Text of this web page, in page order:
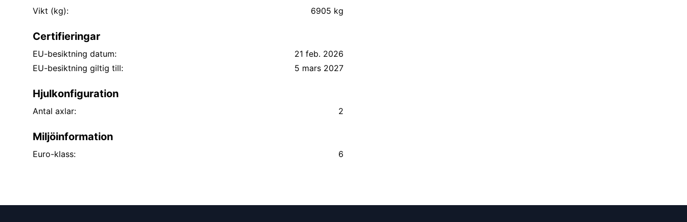
Vikt (kg): 6905 kg
Certifieringar
EU-besiktning datum:
21 feb. 2026
EU-besiktning giltig till:
5 mars 2027
Hjulkonfiguration
Antal axlar: 2
Miljöinformation
Euro-klass: 6